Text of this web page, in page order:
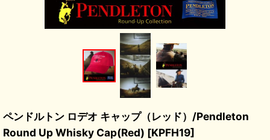
ペンドルトン ロデオ キャップ（レッド）/Pendleton
Round Up Whisky Cap(Red) [KPFH19]